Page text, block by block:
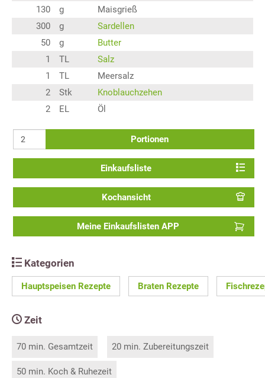
130
g
Maisgrieß
300
g
Sardellen
50
g
Butter
1
TL
Salz
1
TL
Meersalz
2
Stk
Knoblauchzehen
2
EL Öl
Portionen
Einkaufsliste
Kochansicht
Meine Einkaufslisten APP
Kategorien
Hauptspeisen Rezepte Braten Rezepte
Zeit
70 min. Gesamtzeit 20 min. Zubereitungszeit
50 min. Koch & Ruhezeit